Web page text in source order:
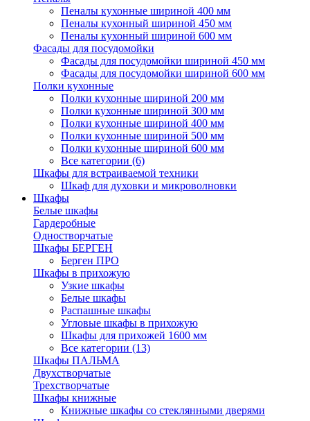
Пеналы кухонные шириной 400 мм
Пеналы кухонный шириной 450 мм
Пеналы кухонный шириной 600 мм
Фасады для посудомойки
Фасады для посудомойки шириной 450 мм
Фасады для посудомойки шириной 600 мм
Полки кухонные
Полки кухонные шириной 200 мм
Полки кухонные шириной 300 мм
Полки кухонные шириной 400 мм
Полки кухонные шириной 500 мм
Полки кухонные шириной 600 мм
Все категории (6)
Шкафы для встраиваемой техники
Шкаф для духовки и микроволновки
Шкафы
Белые шкафы
Гардеробные
Одностворчатые
Шкафы БЕРГЕН
Берген ПРО
Шкафы в прихожую
Узкие шкафы
Белые шкафы
Распашные шкафы
Угловые шкафы в прихожую
Шкафы для прихожей 1600 мм
Все категории (13)
Шкафы ПАЛЬМА
Двухстворчатые
Трехстворчатые
Шкафы книжные
Книжные шкафы со стеклянными дверями